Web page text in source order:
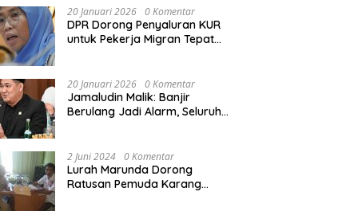
20 Januari 2026 0 Komentar
DPR Dorong Penyaluran KUR
untuk Pekerja Migran Tepat
PMI
20 Januari 2026 0 Komentar
Jamaludin Malik: Banjir
Berulang Jadi Alarm, Seluruh
2 Juni 2024 0 Komentar
Lurah Marunda Dorong
Ratusan Pemuda Karang